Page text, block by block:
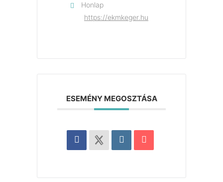
Honlap
https://ekmkeger.hu
ESEMÉNY MEGOSZTÁSA